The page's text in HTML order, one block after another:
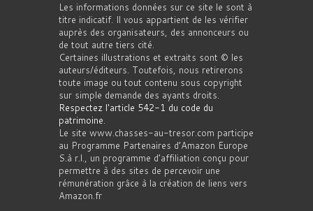
Les informations données sur ce site le sont à
titre indicatif. Il vous appartient de les vérifier
auprès des organisateurs, des annonceurs ou
de tout autre tiers cité.
Certaines illustrations et extraits sont © les
auteurs/éditeurs. Toutefois, nous retirerons
toute image ou tout contenu sous copyright
sur simple demande des ayants droits.
Respectez l'article 542-1 du code du
patrimoine.
Le site www.chasses-au-tresor.com participe
au Programme Partenaires d’Amazon Europe
S.à r.l., un programme d’affiliation conçu pour
permettre à des sites de percevoir une
rémunération grâce à la création de liens vers
Amazon.fr